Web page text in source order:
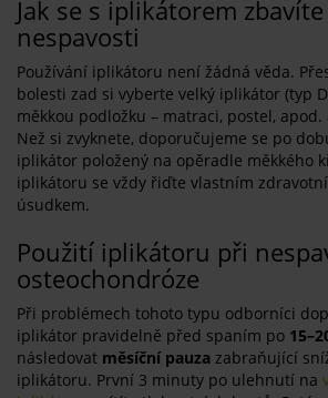
Jak se s iplikátorem
nespavosti
Používání iplikátoru není žádná věda.
bolesti zad si vyberte velký iplikátor (typ
měkkou podložku – matraci, postel,
Než si zvyknete, doporučujeme se po
iplikátor položený na opěradle měkkého
iplikátoru se vždy řiďte vlastním
úsudkem.
Použití iplikátoru při
osteochondróze
Při problémech tohoto typu odborníci
iplikátor pravidelně před spaním po
následovat měsíční pauza zabraňující
iplikátoru. První 3 minuty po ulehnutí na